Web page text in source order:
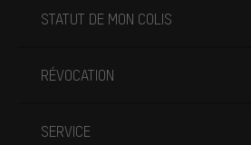
STATUT DE MON COLIS
RÉVOCATION
SERVICE